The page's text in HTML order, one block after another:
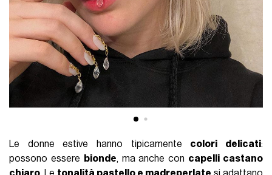
Le donne estive hanno tipicamente colori delicati:
possono essere
bionde, ma anche con capelli castano